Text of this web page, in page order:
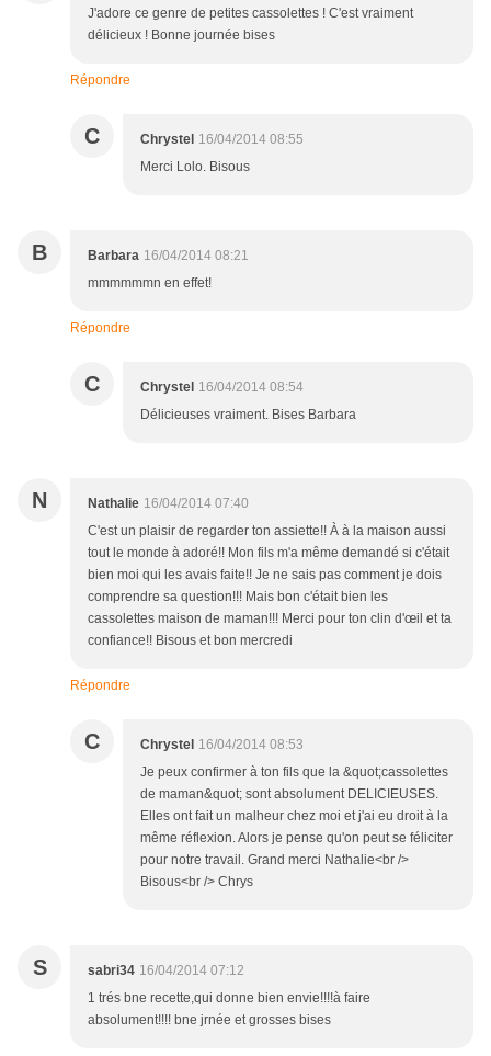
J'adore ce genre de petites cassolettes ! C'est vraiment
délicieux ! Bonne journée bises
Répondre
C Chrystel 16/04/2014 08:55
Merci Lolo. Bisous
B Barbara 16/04/2014 08:21
mmmmmmn en effet!
Répondre
C Chrystel 16/04/2014 08:54
Délicieuses vraiment. Bises Barbara
N Nathalie 16/04/2014 07:40
C'est un plaisir de regarder ton assiette!! À à la maison aussi
tout le monde à adoré!! Mon fils m'a même demandé si c'était
bien moi qui les avais faite!! Je ne sais pas comment je dois
comprendre sa question!!! Mais bon c'était bien les
cassolettes maison de maman!!! Merci pour ton clin d'œil et ta
confiance!! Bisous et bon mercredi
Répondre
C Chrystel 16/04/2014 08:53
Je peux confirmer à ton fils que la &quot;cassolettes
de maman&quot; sont absolument DELICIEUSES.
Elles ont fait un malheur chez moi et j'ai eu droit à la
même réflexion. Alors je pense qu'on peut se féliciter
pour notre travail. Grand merci Nathalie<br />
Bisous<br /> Chrys
S sabri34 16/04/2014 07:12
1 trés bne recette,qui donne bien envie!!!!à faire
absolument!!!! bne jrnée et grosses bises